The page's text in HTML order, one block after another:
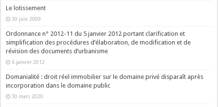
Le lotissement
30 juin 2009
Ordonnance n° 2012-11 du 5 janvier 2012 portant clarification et
simplification des procédures d’élaboration, de modification et de
révision des documents d’urbanisme
6 janvier 2012
Domanialité : droit réel immobilier sur le domaine privé disparaît après
incorporation dans le domaine public
30 mars 2020